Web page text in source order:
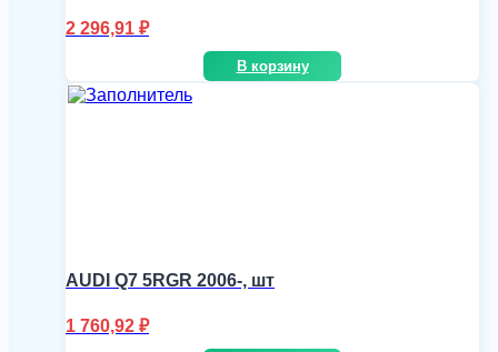
2 296,91 ₽
В корзину
AUDI Q7 5RGR 2006-, шт
1 760,92 ₽